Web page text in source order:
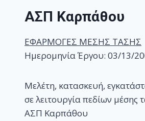
ΑΣΠ Καρπάθου
ΕΦΑΡΜΟΓΕΣ ΜΕΣΗΣ ΤΑΣΗΣ
Ημερομηνία Έργου: 03/13/
Μελέτη, κατασκευή,
σε λειτουργία πεδίων μέσης
ΑΣΠ Καρπάθου